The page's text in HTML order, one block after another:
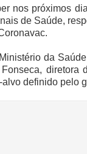
nos próximos
de Saúde,
da
definido pelo